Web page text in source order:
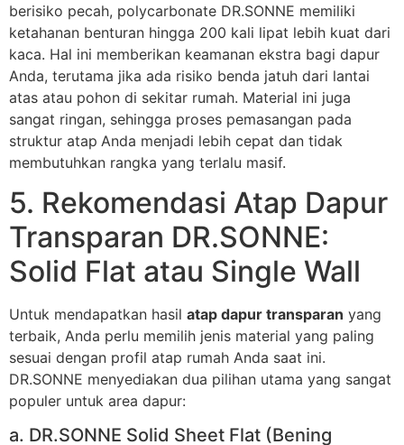
berisiko pecah, polycarbonate DR.SONNE memiliki
ketahanan benturan hingga 200 kali lipat lebih kuat dari
kaca. Hal ini memberikan keamanan ekstra bagi dapur
Anda, terutama jika ada risiko benda jatuh dari lantai
atas atau pohon di sekitar rumah. Material ini juga
sangat ringan, sehingga proses pemasangan pada
struktur atap Anda menjadi lebih cepat dan tidak
membutuhkan rangka yang terlalu masif.
5. Rekomendasi Atap Dapur
Transparan DR.SONNE:
Solid Flat atau Single Wall
Untuk mendapatkan hasil atap dapur transparan yang
terbaik, Anda perlu memilih jenis material yang paling
sesuai dengan profil atap rumah Anda saat ini.
DR.SONNE menyediakan dua pilihan utama yang sangat
populer untuk area dapur:
a. DR.SONNE Solid Sheet Flat (Bening